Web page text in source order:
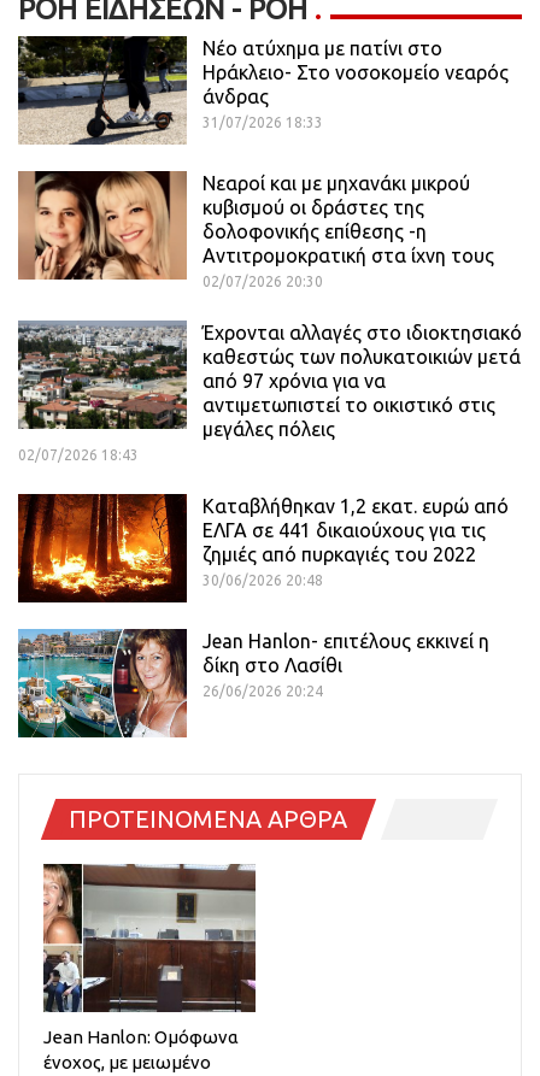
ΡΟΉ ΕΙΔΉΣΕΩΝ - ΡΟΗ
Νέο ατύχημα με πατίνι στο
Ηράκλειο- Στο νοσοκομείο νεαρός
άνδρας
31/07/2026 18:33
Νεαροί και με μηχανάκι μικρού
κυβισμού οι δράστες της
δολοφονικής επίθεσης -η
Αντιτρομοκρατική στα ίχνη τους
02/07/2026 20:30
Έχρονται αλλαγές στο ιδιοκτησιακό
καθεστώς των πολυκατοικιών μετά
από 97 χρόνια για να
αντιμετωπιστεί το οικιστικό στις
μεγάλες πόλεις
02/07/2026 18:43
Καταβλήθηκαν 1,2 εκατ. ευρώ από
ΕΛΓΑ σε 441 δικαιούχους για τις
ζημιές από πυρκαγιές του 2022
30/06/2026 20:48
Jean Hanlon- επιτέλους εκκινεί η
δίκη στο Λασίθι
26/06/2026 20:24
ΠΡΟΤΕΙΝΟΜΕΝΑ ΑΡΘΡΑ
Jean Hanlon: Ομόφωνα
ένοχος, με μειωμένο